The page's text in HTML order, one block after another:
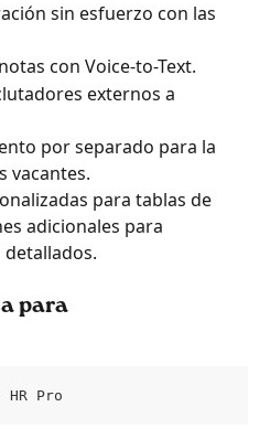
sin esfuerzo con las
con Voice-to-Text.
externos a
por separado para la
vacantes.
para tablas de
adicionales para
para
Pro